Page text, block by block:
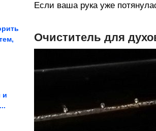
и
Если ваша рука уже
Очиститель для